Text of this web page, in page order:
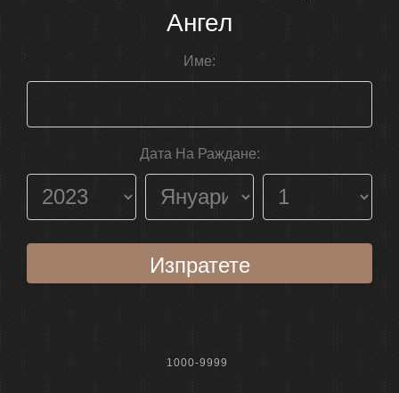
Ангел
Име:
Дата На Раждане:
Изпратете
1000-9999